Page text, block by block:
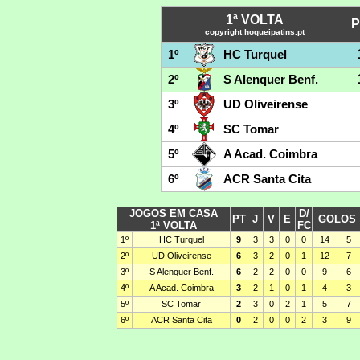
1ª VOLTA
copyright hoqueipatins.pt
1º HC Turquel
2º S Alenquer Benf.
3º
UD Oliveirense
4º
SC Tomar
5º
A Acad. Coimbra
6º
ACR Santa Cita
JOGOS EM CASA
1ª VOLTA
PT J V E
D/
FC
GOLOS
1º HC Turquel 9 3 3 0 0 14
5
2º
UD Oliveirense 6 3 2 0 1 12
7
3º
S Alenquer Benf. 6 2 2 0 0 9
6
4º
A Acad. Coimbra 3 2 1 0 1 4
3
5º
SC Tomar 2 3 0 2 1 5
7
6º
ACR Santa Cita 0 2 0 0 2 3 9